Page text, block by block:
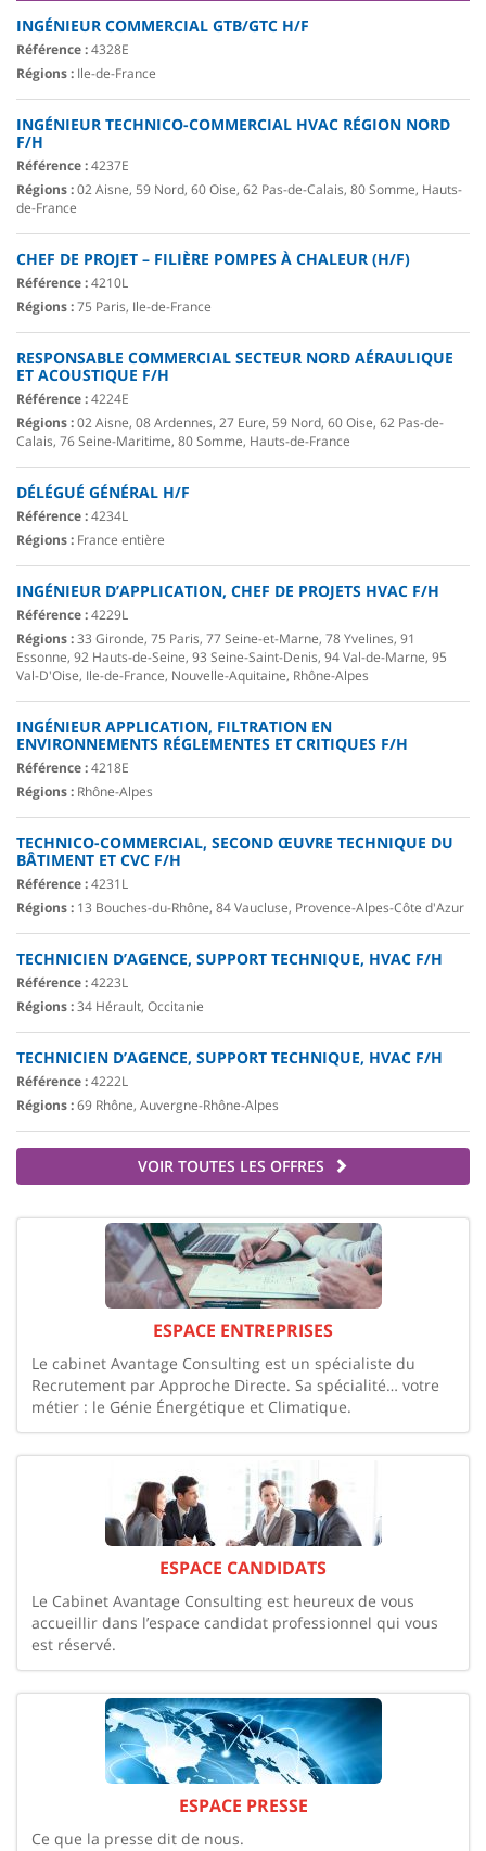
INGÉNIEUR COMMERCIAL GTB/GTC H/F
Référence :4328E
Régions : Ile-de-France
INGÉNIEUR TECHNICO-COMMERCIAL HVAC RÉGION NORD
F/H
Référence :4237E
Régions :02 Aisne, 59 Nord, 60 Oise, 62 Pas-de-Calais, 80 Somme, Hauts-
de-France
CHEF DE PROJET – FILIÈRE POMPES À CHALEUR (H/F)
Référence :4210L
Régions :75 Paris, Ile-de-France
RESPONSABLE COMMERCIAL SECTEUR NORD AÉRAULIQUE
ET ACOUSTIQUE F/H
Référence :4224E
Régions :02 Aisne, 08 Ardennes, 27 Eure, 59 Nord, 60 Oise, 62 Pas-de-
Calais, 76 Seine-Maritime, 80 Somme, Hauts-de-France
DÉLÉGUÉ GÉNÉRAL H/F
Référence :4234L
Régions : France entière
INGÉNIEUR D’APPLICATION, CHEF DE PROJETS HVAC F/H
Référence :4229L
Régions :33 Gironde, 75 Paris, 77 Seine-et-Marne, 78 Yvelines, 91
Essonne, 92 Hauts-de-Seine, 93 Seine-Saint-Denis, 94 Val-de-Marne, 95
Val-D'Oise, Ile-de-France, Nouvelle-Aquitaine, Rhône-Alpes
INGÉNIEUR APPLICATION, FILTRATION EN
ENVIRONNEMENTS RÉGLEMENTES ET CRITIQUES F/H
Référence :4218E
Régions : Rhône-Alpes
TECHNICO-COMMERCIAL, SECOND ŒUVRE TECHNIQUE DU
BÂTIMENT ET CVC F/H
Référence :4231L
Régions : 13 Bouches-du-Rhône, 84 Vaucluse, Provence-Alpes-Côte d'Azur
TECHNICIEN D’AGENCE, SUPPORT TECHNIQUE, HVAC F/H
Référence :4223L
Régions :34 Hérault, Occitanie
TECHNICIEN D’AGENCE, SUPPORT TECHNIQUE, HVAC F/H
Référence :4222L
Régions :69 Rhône, Auvergne-Rhône-Alpes
VOIR TOUTES LES OFFRES
ESPACE ENTREPRISES
Le cabinet Avantage Consulting est un spécialiste du
Recrutement par Approche Directe. Sa spécialité… votre
métier : le Génie Énergétique et Climatique.
ESPACE CANDIDATS
Le Cabinet Avantage Consulting est heureux de vous
accueillir dans l’espace candidat professionnel qui vous
est réservé.
ESPACE PRESSE
Ce que la presse dit de nous.